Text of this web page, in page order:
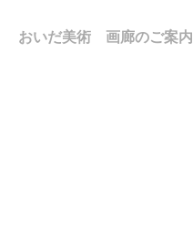
おいだ美術 画廊のご案内